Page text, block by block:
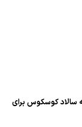
کوسکوس برای